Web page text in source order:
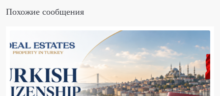
Похожие сообщения